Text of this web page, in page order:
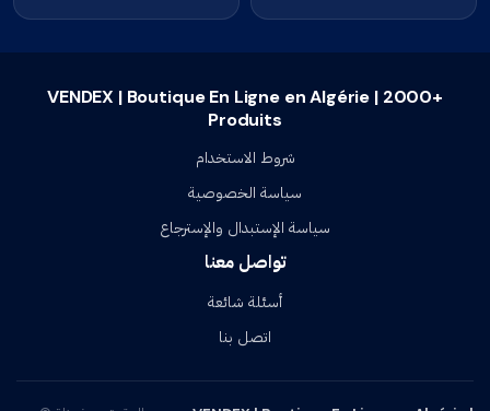
VENDEX | Boutique En Ligne en Algérie | 2000+
Produits
شروط الاستخدام
سياسة الخصوصية
سياسة الإستبدال والإسترجاع
تواصل معنا
أسئلة شائعة
اتصل بنا